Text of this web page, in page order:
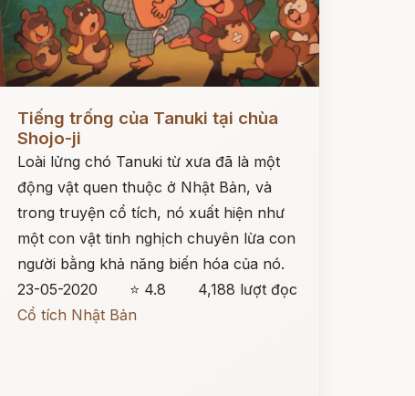
Đọc ngay
Tiếng trống của Tanuki tại chùa
Shojo-ji
Loài lửng chó Tanuki từ xưa đã là một
động vật quen thuộc ở Nhật Bản, và
trong truyện cổ tích, nó xuất hiện như
một con vật tinh nghịch chuyên lừa con
người bằng khả năng biến hóa của nó.
23-05-2020
⭐ 4.8
4,188 lượt đọc
Cổ tích Nhật Bản